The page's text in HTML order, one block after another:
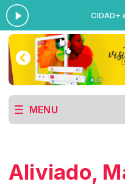
CIDAD+
MENU
Aliviado,